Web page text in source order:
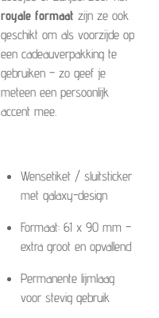
royale formaat zijn ze ook
geschikt om als voorzijde op
een cadeauverpakking te
gebruiken – zo geef je
meteen een persoonlijk
accent mee.
Wensetiket / sluitsticker
met galaxy-design
Formaat: 61 x 90 mm –
extra groot en opvallend
Permanente lijmlaag
voor stevig gebruik